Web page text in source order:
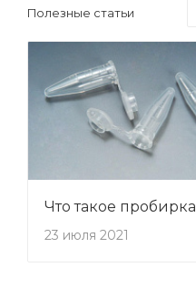
Полезные статьи
Что такое пробирка
23 июля 2021